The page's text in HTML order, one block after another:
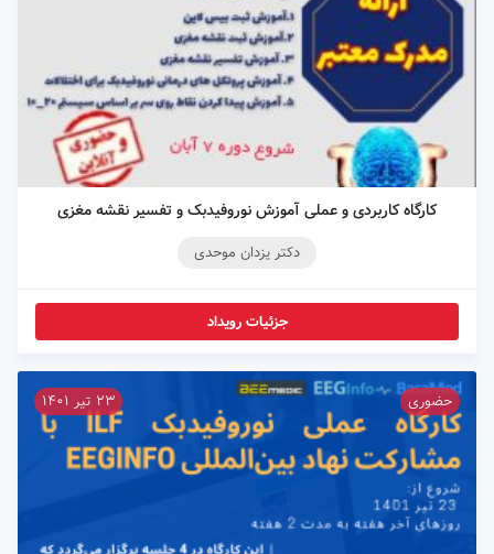
کارگاه کاربردی و عملی آموزش نوروفیدبک و تفسیر نقشه مغزی
دکتر یزدان موحدی
جزئیات رویداد
۲۳ تیر ۱۴۰۱ حضوری